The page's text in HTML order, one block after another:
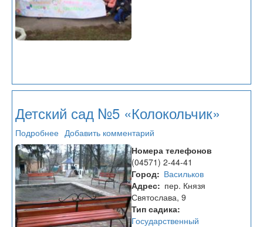
Детский сад №5 «Колокольчик»
Подробнее
Детский
сад
№5
«Колокольчик»
Добавить комментарий
Номера телефонов
(04571) 2-44-41
Город
Васильков
Адрес
пер. Князя
Святослава, 9
Тип садика
Государственный